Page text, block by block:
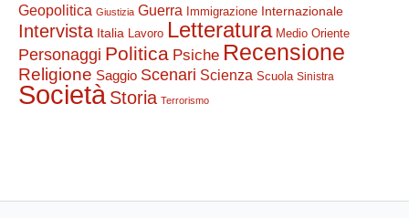
Geopolitica Giustizia Guerra Immigrazione Internazionale
Intervista Italia Lavoro Letteratura Medio Oriente
Personaggi Politica Psiche Recensione
Religione Saggio Scenari Scienza Scuola Sinistra
Società Storia Terrorismo